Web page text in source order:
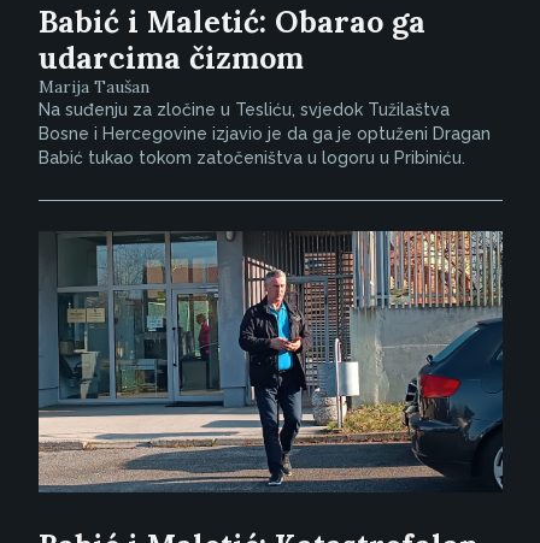
Babić i Maletić: Obarao ga
udarcima čizmom
Marija Taušan
Na suđenju za zločine u Tesliću, svjedok Tužilaštva
Bosne i Hercegovine izjavio je da ga je optuženi Dragan
Babić tukao tokom zatočeništva u logoru u Pribiniću.